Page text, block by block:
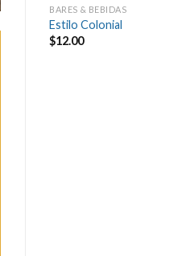
BARES & BEBIDAS
Estilo Colonial
$12.00